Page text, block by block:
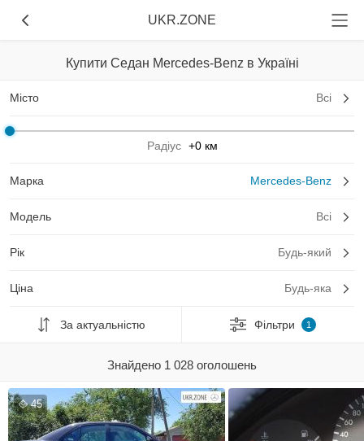
UKR.ZONE
Купити Седан Mercedes-Benz в Україні
Місто Всі
Радіус +0 км
Марка Mercedes-Benz
Модель Всі
Рік Будь-який
Ціна Будь-яка
За актуальністю Фільтри 1
Знайдено 1 028 оголошень
45